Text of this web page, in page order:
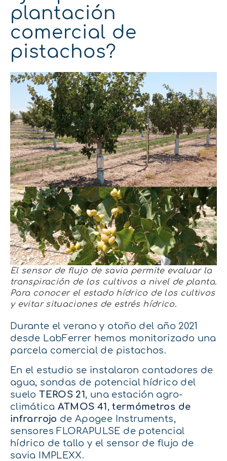
plantación
comercial de
pistachos?
El sensor de flujo de savia permite evaluar la
transpiración de los cultivos a nivel de planta.
Para conocer el estado hídrico de los cultivos
y evitar situaciones de estrés hídrico.
Durante el verano y otoño del año 2021
desde LabFerrer hemos monitorizado una
parcela comercial de pistachos.
En el estudio se instalaron contadores de
agua, sondas de potencial hídrico del
sueloTEROS 21, una estación agro-
climática ATMOS 41,termómetros de
infrarrojo de Apogee Instruments,
sensores FLORAPULSE de potencial
hídrico de tallo y el sensor de flujo de
savia IMPLEXX.